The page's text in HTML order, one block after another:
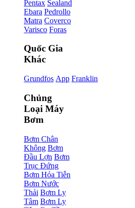
Pentax Sealand
Ebara Pedrollo
Matra Coverco
Varisco Foras
Quốc Gia
Khác
Grundfos App Franklin
Chủng
Loại Máy
Bơm
Bơm Chân
Không Bơm
Đầu Lợn Bơm
Trục Đứng
Bơm Hỏa Tiễn
Bơm Nước
Thải Bơm Ly
Tâm Bơm Ly